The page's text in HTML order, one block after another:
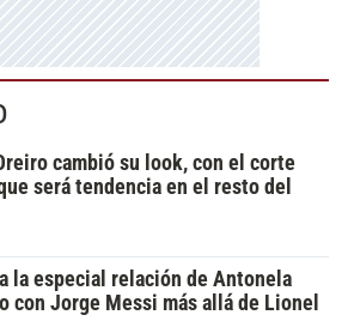
cambió su look, con el corte
será tendencia en el resto del
la especial relación de Antonela
con Jorge Messi más allá de Lionel